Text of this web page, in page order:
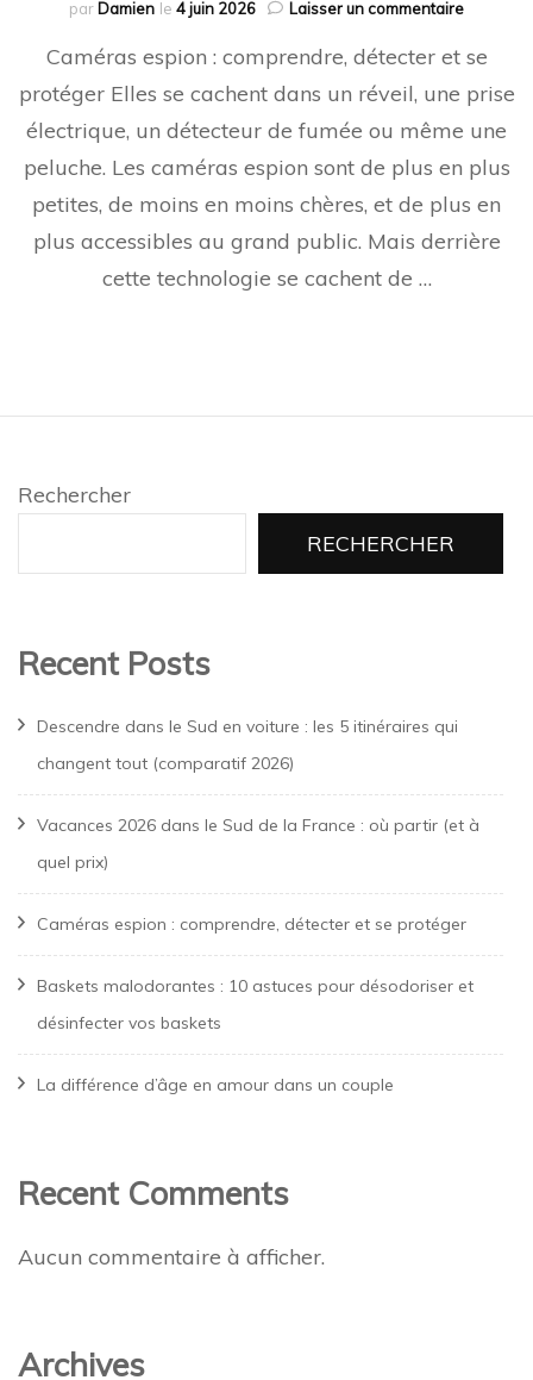
parDamien le 4 juin 2026 Laisser un commentairesur
espion
détecter
se
protéger
Caméras espion : comprendre, détecter et se
protéger Elles se cachent dans un réveil, une prise
électrique, un détecteur de fumée ou même une
peluche. Les caméras espion sont de plus en plus
petites, de moins en moins chères, et de plus en
plus accessibles au grand public. Mais derrière
cette technologie se cachent de …
Rechercher
RECHERCHER
Recent Posts
Descendre dans le Sud en voiture : les 5 itinéraires qui
changent tout (comparatif 2026)
Vacances 2026 dans le Sud de la France : où partir (et à
quel prix)
Caméras espion : comprendre, détecter et se protéger
Baskets malodorantes : 10 astuces pour désodoriser et
désinfecter vos baskets
La différence d’âge en amour dans un couple
Recent Comments
Aucun commentaire à afficher.
Archives